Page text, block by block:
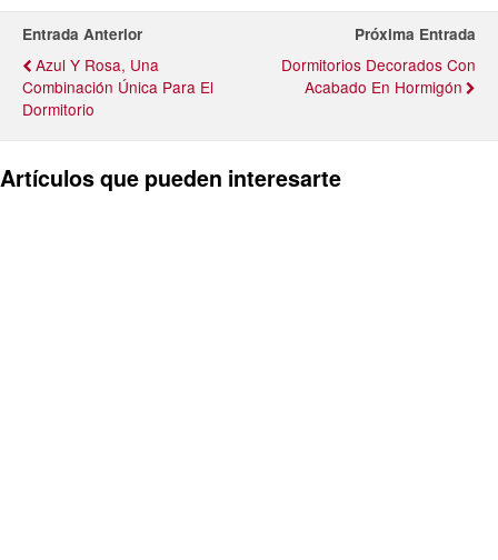
Entrada Anterior
Azul Y Rosa, Una
Combinación Única Para El
Dormitorio
Próxima Entrada
Dormitorios Decorados Con
Acabado En Hormigón
Artículos que pueden interesarte